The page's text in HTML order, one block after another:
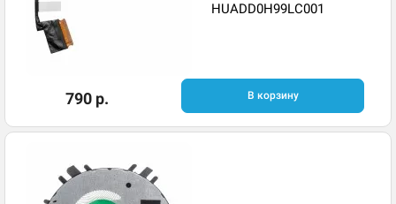
HUADD0H99LC001
790 р. В корзину